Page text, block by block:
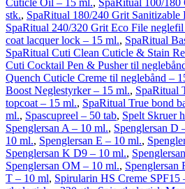
Cuticle Oil – 15 ml., SpaRitual 100/
stk., SpaRitual 180/240 Grit
SpaRitual 240/320 Grit Eco File
coat lacquer lock – 15 ml., SpaRitual
SpaRitual Cuti Clean Cuticle & Stain
Cuti Cocktail Pen & Pusher til
Quench Cuticle Creme til neglebånd –
Boost Neglestyrker – 15 ml., SpaRitual
topcoat – 15 ml., SpaRitual True bond
ml., Spascupreel – 50 tab, Spelt Skruer
Spenglersan A – 10 ml., Spenglersan D
10 ml., Spenglersan E – 10 ml.,
Spenglersan K D9 – 10 ml.,
Spenglersan OM – 10 ml., Spenglersan
T – 10 ml, Spirularin HS Creme SPF15